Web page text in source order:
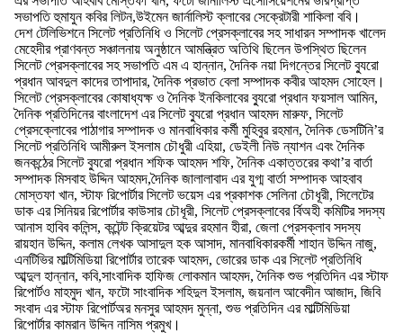
সভাপতি হুমাযুন কবির লিটন,উইমেন জার্নালিস্ট ক্লাবের সেক্রেটারী শাকিলা ববি।
দেশ টেলিভিশনে সিলেট প্রতিনিধি ও সিলেট প্রেসক্লাবের সহ সাধারন সম্পাদক খালেদ
মেহেদীর প্রাণবন্ত সঞ্চালনায় অনুষ্ঠানে আমন্ত্রিত অতিথি ছিলেন উপস্থিত ছিলেন
সিলেট প্রেসক্লাবের সহ সভাপতি এম এ হান্নান, দৈনিক নয়া দিগন্তের সিলেট ব্যুরো
প্রধান আবদুল কাদের তাপাদার, দৈনিক প্রভাত বেলা সম্পাদক কবীর আহমদ সোহেল।
সিলেট প্রেসক্লাবের কোষাধ্যক্ষ ও দৈনিক ইনকিলাবের ব্যুরো প্রধান ফয়সাল আমিন,
দৈনিক প্রতিদিনের বাংলাদেশ এর সিলেট ব্যুরো প্রধান আহমদ মারুফ, সিলেট
প্রেসক্লোবের পাঠাগার সম্পাদক ও মানবাধিকার কর্মী মুহিবুর রহমান, দৈনিক ডেসটিনি’র
সিলেট প্রতিনিধি আমীরুল ইসলাম চৌধুরী এহিয়া, ডেইলী নিউ ন্যাশন এবং দৈনিক
জনকন্ঠের সিলেট ব্যুরো প্রধান শফিক আহমদ শফি, দৈনিক একাত্তরের কথা’র বার্তা
সম্পাদক মিসবাহ উদ্দিন আহমদ,দৈনিক জালালাবাদ এর যুগ্ম বার্তা সম্পাদক আহবাব
মোস্তফা খান, স্টাফ রিপোর্টার সিলেট ভয়েস এর প্রকাশক সেলিনা চৌধূরী, সিলেটের
ডাক এর সিনিয়র রিপোর্টার কাউসার চৌধূরী, সিলেট প্রেসক্লাবের র্বিঅহী কমিটির সদস্য
আনাস হাবিব কলিন্স, কন্টেন্ট ক্রিয়েটর আব্দুর রহমান হীরা, জেলা প্রেসক্লাব সদস্য
রায়হান উদ্দিন, কলাম লেখক আসাদুল হক আসাদ, মানবাধিকারকর্মী শাহান উদ্দিন নাজু,
এনটিভির মাল্টিমিডিয়া রিপোর্টার তারেক আহমদ, ভোরের ডাক এর সিলেট প্রতিনিধি
আব্দুল হান্নান, কবি,সাংবাদিক হাফিজ লোকমান আহমদ, দৈনিক শুভ প্রতিদিন এর স্টাফ
রিপোর্টও মাহমুদ খান, ফটো সাংবাদিক শহিদুল ইসলাম, জয়নাল আবেদীন আজাদ, জিবি
সংবাদ এর স্টাফ রিপোর্টঅর মনসুর আহমদ মুন্না, শুভ প্রতিদিন এর মাল্টিমিডিয়া
রিপোর্টার কামরান উদ্দিন নাসিম প্রমুখ।